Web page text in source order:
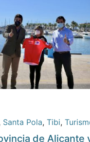
Santa Pola, Tibi,
de Alicante